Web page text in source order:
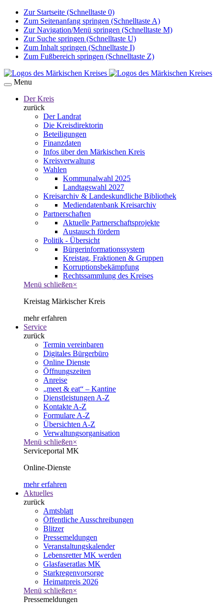
Zur Startseite (Schnelltaste 0)
Zum Seitenanfang springen (Schnelltaste A)
Zur Navigation/Menü springen (Schnelltaste M)
Zur Suche springen (Schnelltaste U)
Zum Inhalt springen (Schnelltaste I)
Zum Fußbereich springen (Schnelltaste Z)
Menu
Der Kreis
zurück
Der Landrat
Die Kreisdirektorin
Beteiligungen
Finanzdaten
Infos über den Märkischen Kreis
Kreisverwaltung
Wahlen
Kommunalwahl 2025
Landtagswahl 2027
Kreisarchiv & Landeskundliche Bibliothek
Mediendatenbank Kreisarchiv
Partnerschaften
Aktuelle Partnerschaftsprojekte
Austausch fördern
Politik - Übersicht
Bürgerinformationssystem
Kreistag, Fraktionen & Gruppen
Korruptionsbekämpfung
Rechtssammlung des Kreises
Menü schließen×
Kreistag Märkischer Kreis
mehr erfahren
Service
zurück
Termin vereinbaren
Digitales Bürgerbüro
Online Dienste
Öffnungszeiten
Anreise
„meet & eat“ – Kantine
Dienstleistungen A-Z
Kontakte A-Z
Formulare A-Z
Übersichten A-Z
Verwaltungsorganisation
Menü schließen×
Serviceportal MK
Online-Dienste
mehr erfahren
Aktuelles
zurück
Amtsblatt
Öffentliche Ausschreibungen
Blitzer
Pressemeldungen
Veranstaltungskalender
Lebensretter MK werden
Glasfaseratlas MK
Starkregenvorsorge
Heimatpreis 2026
Menü schließen×
Pressemeldungen